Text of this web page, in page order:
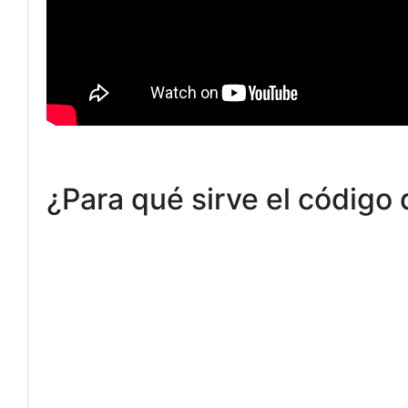
¿Para qué sirve el código